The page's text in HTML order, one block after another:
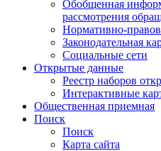
Обобщенная
рассмотрения
Нормативно-
Законодательная
Социальные сети
Открытые данные
Реестр наборов
Интерактивные
Общественная приемная
Поиск
Поиск
Карта сайта